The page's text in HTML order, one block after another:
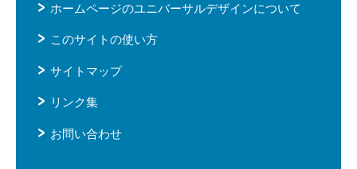
ホームページのユニバーサルデザインについて
このサイトの使い方
サイトマップ
リンク集
お問い合わせ